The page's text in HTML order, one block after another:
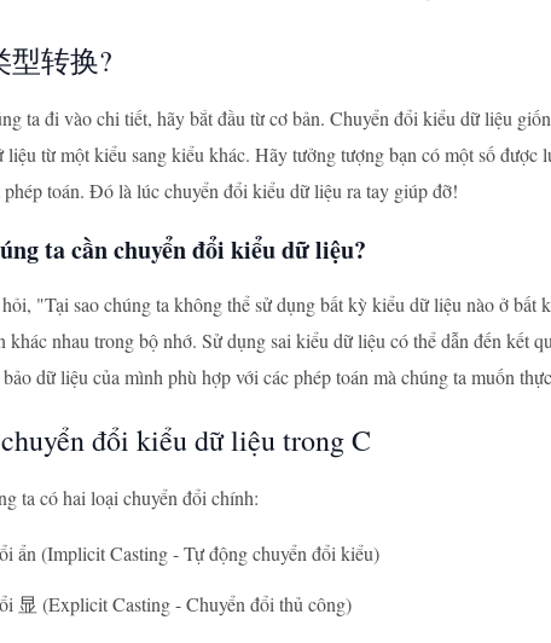
型转换?
ta đi vào chi tiết, hãy bắt đầu từ cơ bản. Chuyển đổi kiểu dữ liệu
liệu từ một kiểu sang kiểu khác. Hãy tưởng tượng bạn có một số được
toán. Đó là lúc chuyển đổi kiểu dữ liệu ra tay giúp đỡ!
ta cần chuyển đổi kiểu dữ liệu?
"Tại sao chúng ta không thể sử dụng bất kỳ kiểu dữ liệu nào ở
khác nhau trong bộ nhớ. Sử dụng sai kiểu dữ liệu có thể dẫn đến kết
dữ liệu của mình phù hợp với các phép toán mà chúng ta muốn
đổi kiểu dữ liệu trong C
ta có hai loại chuyển đổi chính:
ẩn (Implicit Casting - Tự động chuyển đổi kiểu)
显 (Explicit Casting - Chuyển đổi thủ công)